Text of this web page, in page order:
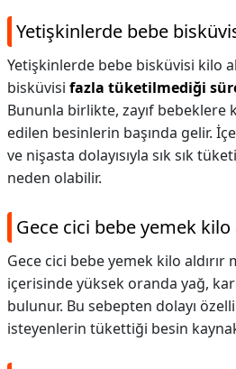
Yetişkinlerde bebe
Yetişkinlerde bebe bisküvisi kilo
bisküvisi fazla tüketilmediği
Bununla birlikte, zayıf bebeklere
edilen besinlerin başında gelir.
ve nişasta dolayısıyla sık sık
neden olabilir.
Gece cici bebe yemek kilo
Gece cici bebe yemek kilo aldırır
içerisinde yüksek oranda yağ,
bulunur. Bu sebepten dolayı
isteyenlerin tükettiği besin